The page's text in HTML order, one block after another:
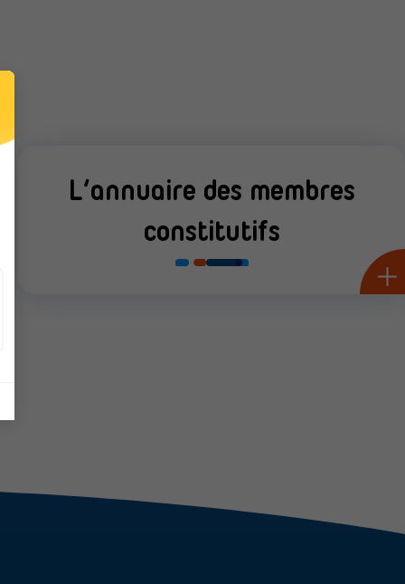
L’annuaire des membres
constitutifs